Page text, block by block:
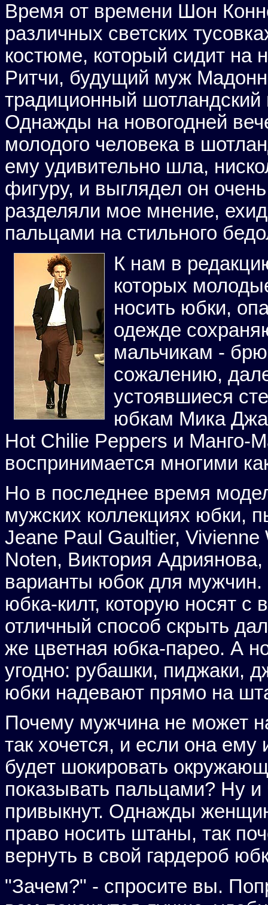
Время от времени Шон
различных светских
костюме, который сидит на
Ритчи, будущий муж
традиционный
Однажды на новогодней
молодого человека в
ему удивительно шла,
фигуру, и выглядел он
разделяли мое мнение,
пальцами на стильного
К нам в
которых
носить юбки,
одежде
мальчикам -
сожалению,
устоявшиеся
юбкам Мика
Hot Chilie Peppers и Манго-
воспринимается многими
Но в последнее время
мужских коллекциях юбки,
Jeane Paul Gaultier,
Noten, Виктория
варианты юбок для
юбка-килт, которую носят с
отличный способ скрыть
же цветная юбка-парео. А
угодно: рубашки, пиджаки,
юбки надевают прямо на
Почему мужчина не может
так хочется, и если она ему
будет шокировать
показывать пальцами? Ну
привыкнут. Однажды
право носить штаны, так
вернуть в свой гардероб
"Зачем?" - спросите вы.